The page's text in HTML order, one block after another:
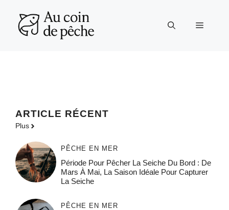
contenu
Menu
ARTICLE RÉCENT
Plus
PÊCHE EN MER
Période Pour Pêcher La Seiche Du Bord : De
Mars À Mai, La Saison Idéale Pour Capturer
La Seiche
PÊCHE EN MER